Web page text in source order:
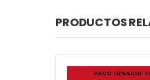
PRODUCTOS